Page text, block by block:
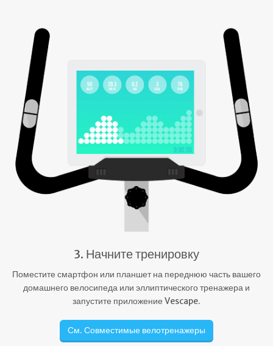
3. Начните тренировку
Поместите смартфон или планшет на переднюю часть вашего
домашнего велосипеда или эллиптического тренажера и
запустите приложение Vescape.
См. Совместимые велотренажеры